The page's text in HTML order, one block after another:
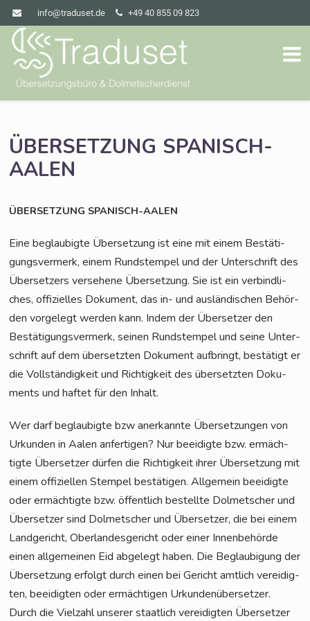
info@traduset.de +49 40 855 09 823
ÜBERSETZUNG SPANISCH-
AALEN
ÜBERSETZUNG SPANISCH-AALEN
Eine beglau­big­te Über­set­zung ist eine mit einem Bestä­ti­
gungs­ver­merk, einem Rund­s­tem­pel und der Unter­schrift des
Über­set­zers ver­se­he­ne Über­set­zung. Sie ist ein ver­bind­li­
ches, offi­zi­el­les Doku­ment, das in- und aus­län­di­schen Behör­
den vor­ge­legt wer­den kann. Indem der Über­set­zer den
Bestä­ti­gungs­ver­merk, sei­nen Rund­s­tem­pel und sei­ne Unter­
schrift auf dem über­setz­ten Doku­ment auf­bringt, bestä­tigt er
die Voll­stän­dig­keit und Rich­tig­keit des über­setz­ten Doku­
ments und haf­tet für den Inhalt.
Wer darf beglau­big­te bzw aner­kann­te Über­set­zun­gen von
Urkun­den in Aalen anfer­ti­gen? Nur beei­dig­te bzw. ermäch­
tig­te Über­set­zer dür­fen die Rich­tig­keit ihrer Über­set­zung mit
einem offi­zi­el­len Stem­pel bestä­ti­gen. All­ge­mein beei­dig­te
oder ermäch­tig­te bzw. öffent­lich bestell­te Dol­met­scher und
Über­set­zer sind Dol­met­scher und Über­set­zer, die bei einem
Land­ge­richt, Ober­lan­des­ge­richt oder einer Innen­be­hör­de
einen all­ge­mei­nen Eid abge­legt haben. Die Beglau­bi­gung der
Über­set­zung erfolgt durch einen bei Gericht amt­lich ver­ei­dig­
ten, beei­dig­ten oder ermäch­ti­gen Urkun­den­über­set­zer.
Durch die Viel­zahl unse­rer staat­lich ver­ei­dig­ten Über­set­zer